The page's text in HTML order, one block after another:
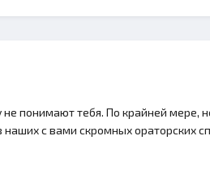
понимают тебя. По крайней мере,
с вами скромных ораторских